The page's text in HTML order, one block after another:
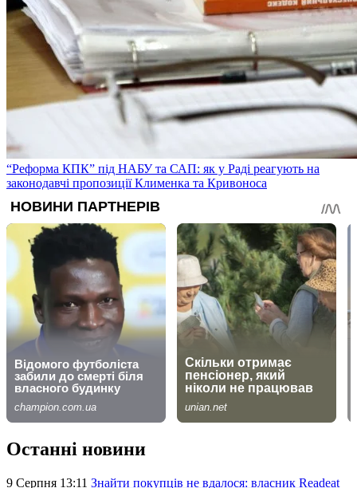
“Реформа КПК” під НАБУ та САП: як у Раді реагують на
законодавчі пропозиції Клименка та Кривоноса
Останні новини
9 Серпня 13:11 Знайти покупців не вдалося: власник Readeat